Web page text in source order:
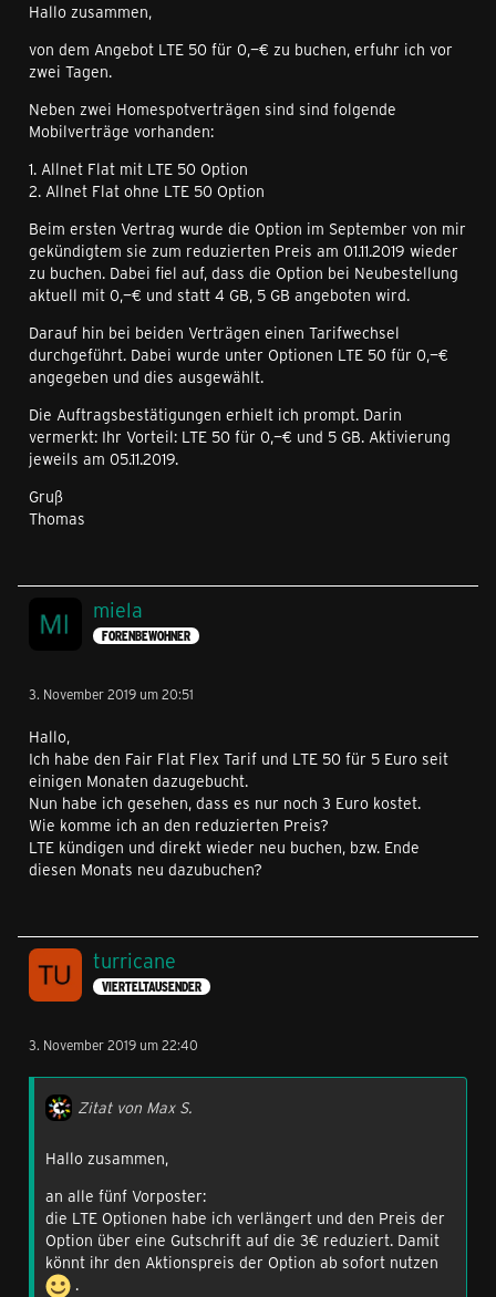
Hallo zusammen,
von dem Angebot LTE 50 für 0,—€ zu buchen, erfuhr ich vor
zwei Tagen.
Neben zwei Homespotverträgen sind sind folgende
Mobilverträge vorhanden:
1. Allnet Flat mit LTE 50 Option
2. Allnet Flat ohne LTE 50 Option
Beim ersten Vertrag wurde die Option im September von mir
gekündigtem sie zum reduzierten Preis am 01.11.2019 wieder
zu buchen. Dabei fiel auf, dass die Option bei Neubestellung
aktuell mit 0,—€ und statt 4 GB, 5 GB angeboten wird.
Darauf hin bei beiden Verträgen einen Tarifwechsel
durchgeführt. Dabei wurde unter Optionen LTE 50 für 0,—€
angegeben und dies ausgewählt.
Die Auftragsbestätigungen erhielt ich prompt. Darin
vermerkt: Ihr Vorteil: LTE 50 für 0,—€ und 5 GB. Aktivierung
jeweils am 05.11.2019.
Gruß
Thomas
miela
FORENBEWOHNER
3. November 2019 um 20:51
Hallo,
Ich habe den Fair Flat Flex Tarif und LTE 50 für 5 Euro seit
einigen Monaten dazugebucht.
Nun habe ich gesehen, dass es nur noch 3 Euro kostet.
Wie komme ich an den reduzierten Preis?
LTE kündigen und direkt wieder neu buchen, bzw. Ende
diesen Monats neu dazubuchen?
turricane
VIERTELTAUSENDER
3. November 2019 um 22:40
Zitat von Max S.
Hallo zusammen,
an alle fünf Vorposter:
die LTE Optionen habe ich verlängert und den Preis der
Option über eine Gutschrift auf die 3€ reduziert. Damit
könnt ihr den Aktionspreis der Option ab sofort nutzen
.